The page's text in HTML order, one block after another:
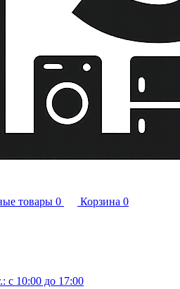
товары 0 Корзина 0
с 10:00 до 17:00